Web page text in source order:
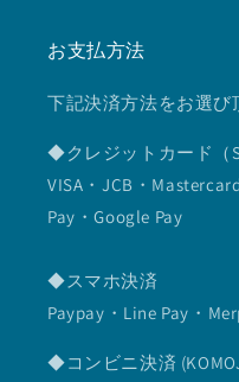
お支払方法
下記決済方法をお選び
◆クレジットカード（
VISA・JCB・
Pay・Google Pay
◆スマホ決済
Paypay・Line Pay・
◆コンビニ決済